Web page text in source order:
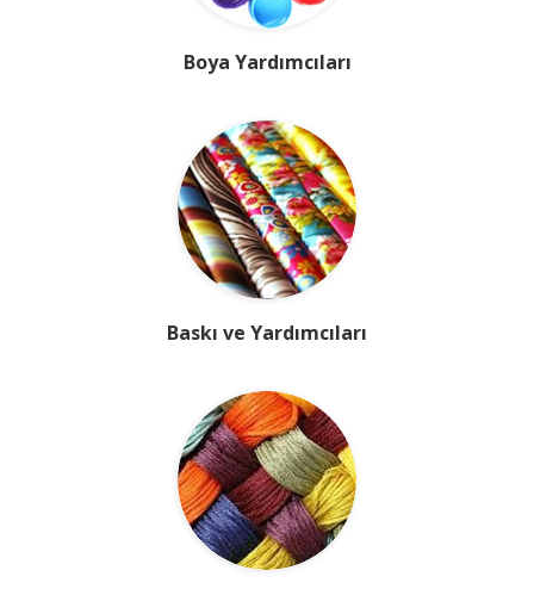
Boya Yardımcıları
Baskı ve Yardımcıları